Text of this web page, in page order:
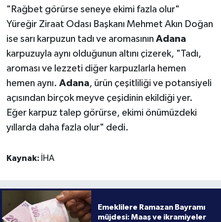
"Rağbet görürse seneye ekimi fazla olur"
Yüreğir Ziraat Odası Başkanı Mehmet Akın Doğan
ise sarı karpuzun tadı ve aromasının Adana
karpuzuyla aynı olduğunun altını çizerek, "Tadı,
aroması ve lezzeti diğer karpuzlarla hemen
hemen aynı. Adana, ürün çeşitliliği ve potansiyeli
açısından birçok meyve çeşidinin ekildiği yer.
Eğer karpuz talep görürse, ekimi önümüzdeki
yıllarda daha fazla olur" dedi.
Kaynak: İHA
Emeklilere Ramazan Bayramı
müjdesi: Maaş ve ikramiyeler